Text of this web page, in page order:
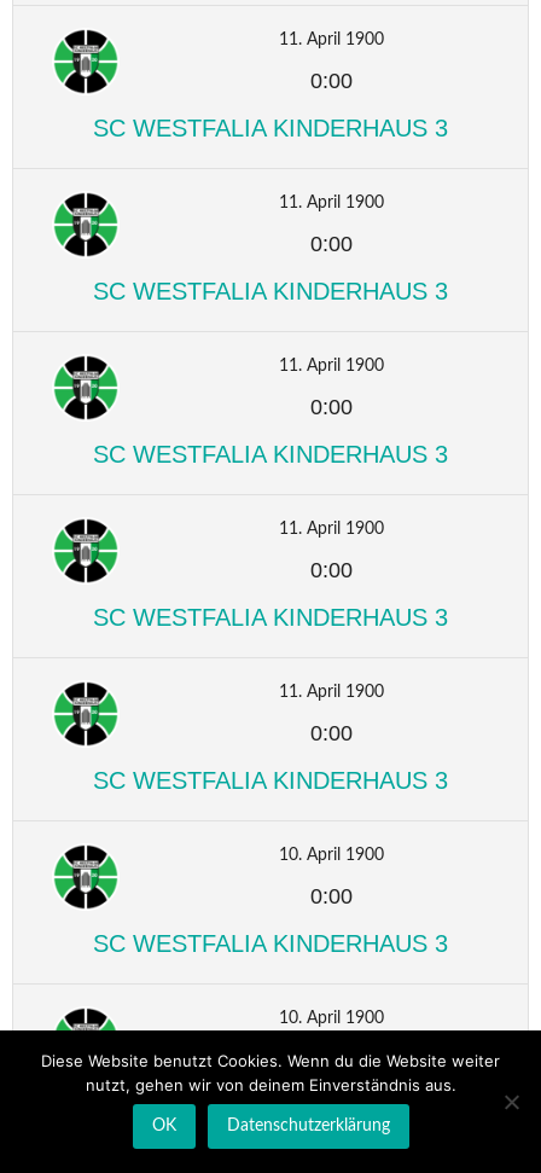
11. April 1900
0:00
SC WESTFALIA KINDERHAUS 3
11. April 1900
0:00
SC WESTFALIA KINDERHAUS 3
11. April 1900
0:00
SC WESTFALIA KINDERHAUS 3
11. April 1900
0:00
SC WESTFALIA KINDERHAUS 3
11. April 1900
0:00
SC WESTFALIA KINDERHAUS 3
10. April 1900
0:00
SC WESTFALIA KINDERHAUS 3
10. April 1900
0:00
SC WESTFALIA KINDERHAUS 3
Diese Website benutzt Cookies. Wenn du die Website weiter
nutzt, gehen wir von deinem Einverständnis aus.
OK Datenschutzerklärung